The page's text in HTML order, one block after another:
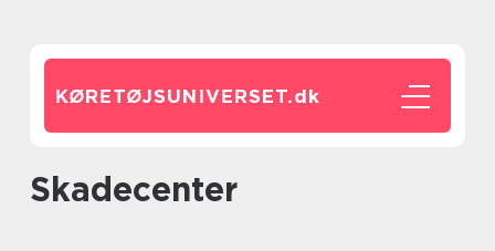
KØRETØJSUNIVERSET.dk
skadecenter